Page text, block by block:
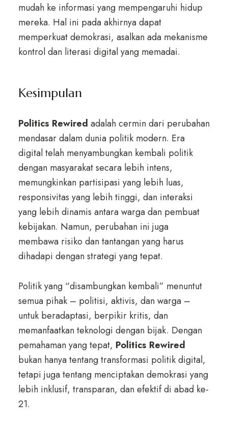
mudah ke informasi yang mempengaruhi hidup
mereka. Hal ini pada akhirnya dapat
memperkuat demokrasi, asalkan ada mekanisme
kontrol dan literasi digital yang memadai.
Kesimpulan
Politics Rewired adalah cermin dari perubahan
mendasar dalam dunia politik modern. Era
digital telah menyambungkan kembali politik
dengan masyarakat secara lebih intens,
memungkinkan partisipasi yang lebih luas,
responsivitas yang lebih tinggi, dan interaksi
yang lebih dinamis antara warga dan pembuat
kebijakan. Namun, perubahan ini juga
membawa risiko dan tantangan yang harus
dihadapi dengan strategi yang tepat.
Politik yang “disambungkan kembali” menuntut
semua pihak – politisi, aktivis, dan warga –
untuk beradaptasi, berpikir kritis, dan
memanfaatkan teknologi dengan bijak. Dengan
pemahaman yang tepat, Politics Rewired
bukan hanya tentang transformasi politik digital,
tetapi juga tentang menciptakan demokrasi yang
lebih inklusif, transparan, dan efektif di abad ke-
21.